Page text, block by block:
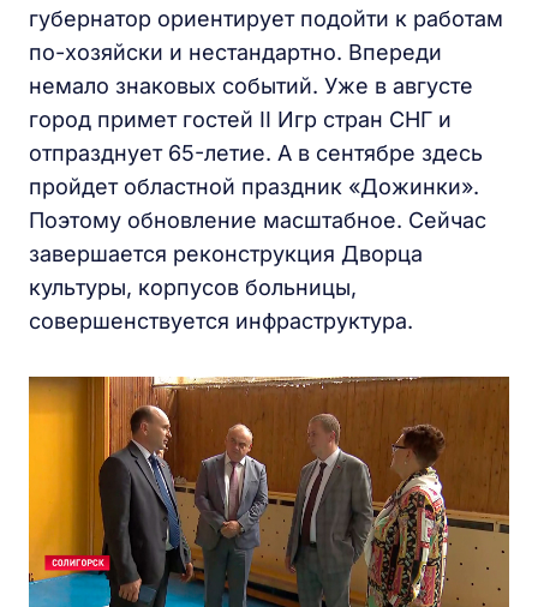
губернатор ориентирует подойти к работам
по-хозяйски и нестандартно. Впереди
немало знаковых событий. Уже в августе
город примет гостей II Игр стран СНГ и
отпразднует 65-летие. А в сентябре здесь
пройдет областной праздник «Дожинки».
Поэтому обновление масштабное. Сейчас
завершается реконструкция Дворца
культуры, корпусов больницы,
совершенствуется инфраструктура.